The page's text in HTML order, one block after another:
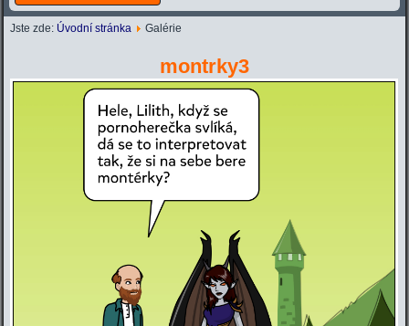
Jste zde: Úvodní stránka Galérie
montrky3